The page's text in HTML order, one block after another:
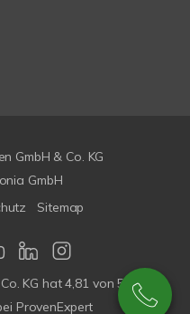
GmbH & Co. KG
GmbH
Sitemap
KG hat4,81 von5Sterne
ProvenExpert